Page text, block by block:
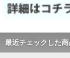
最近チェックした商